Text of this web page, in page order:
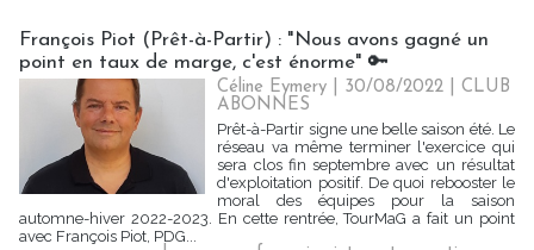
François Piot (Prêt-à-Partir) : "Nous avons gagné un
point en taux de marge, c'est énorme" 🔑
Céline Eymery | 30/08/2022 |CLUB
ABONNES
Prêt-à-Partir signe une belle saison été. Le
réseau va même terminer l'exercice qui
sera clos fin septembre avec un résultat
d'exploitation positif. De quoi rebooster le
moral des équipes pour la saison
automne-hiver 2022-2023. En cette rentrée, TourMaG a fait un point
avec François Piot, PDG...